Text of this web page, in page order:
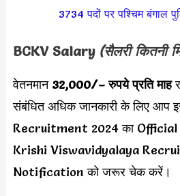
3734 पदों पर पश्चिम बंगाल
BCKV Salary (सैलरी कितनी
वेतनमान 32,000/– रुपये प्रति माह
संबंधित अधिक जानकारी के लिए आप
Recruitment 2024 का
Krishi Viswavidyalaya
Notification को जरूर चेक करें।